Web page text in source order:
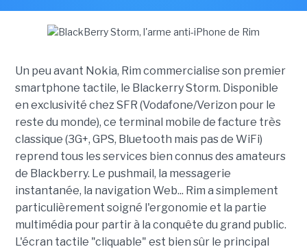
Un peu avant Nokia, Rim commercialise son premier
smartphone tactile, le Blackerry Storm. Disponible
en exclusivité chez SFR (Vodafone/Verizon pour le
reste du monde), ce terminal mobile de facture très
classique (3G+, GPS, Bluetooth mais pas de WiFi)
reprend tous les services bien connus des amateurs
de Blackberry. Le pushmail, la messagerie
instantanée, la navigation Web... Rim a simplement
particulièrement soigné l'ergonomie et la partie
multimédia pour partir à la conquête du grand public.
L'écran tactile "cliquable" est bien sûr le principal